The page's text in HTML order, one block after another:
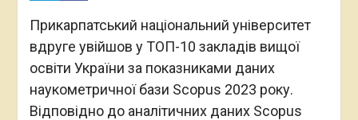
Прикарпатський національний університет
вдруге увійшов у ТОП-10 закладів вищої
освіти України за показниками даних
наукометричної бази Scopus 2023 року.
Відповідно до аналітичних даних Scopus